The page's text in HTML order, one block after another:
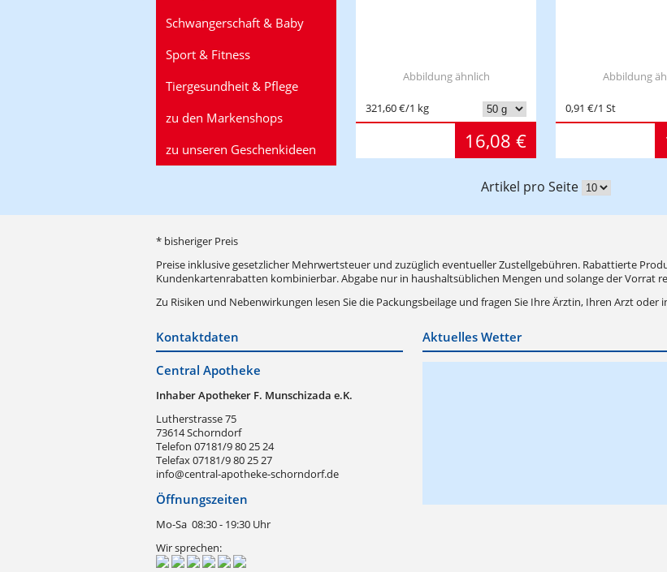
Schwangerschaft & Baby
Sport & Fitness
Tiergesundheit & Pflege
zu den Markenshops
zu unseren Geschenkideen
Abbildung ähnlich
321,60 €/1 kg
16,08 €
Abbildung
0,91 €/1 St
Artikel pro Seite
* bisheriger Preis
Preise inklusive gesetzlicher Mehrwertsteuer und zuzüglich eventueller Zustellgebühren. Rabattierte
Kundenkartenrabatten kombinierbar. Abgabe nur in haushaltsüblichen Mengen und solange der Vorrat
Zu Risiken und Nebenwirkungen lesen Sie die Packungsbeilage und fragen Sie Ihre Ärztin, Ihren Arzt oder
Kontaktdaten
Central Apotheke
Inhaber Apotheker F. Munschizada e.K.
Lutherstrasse 75
73614 Schorndorf
Telefon 07181/9 80 25 24
Telefax 07181/9 80 25 27
info@central-apotheke-schorndorf.de
Öffnungszeiten
Mo-Sa 08:30 - 19:30 Uhr
Wir sprechen:
Aktuelles Wetter